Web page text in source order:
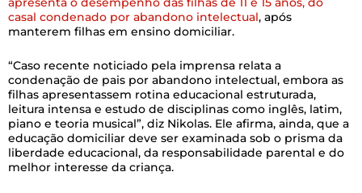
casal condenado por abandono intelectual, após
manterem filhas em ensino domiciliar.
“Caso recente noticiado pela imprensa relata a
condenação de pais por abandono intelectual, embora as
filhas apresentassem rotina educacional estruturada,
leitura intensa e estudo de disciplinas como inglês, latim,
piano e teoria musical”, diz Nikolas. Ele afirma, ainda, que a
educação domiciliar deve ser examinada sob o prisma da
liberdade educacional, da responsabilidade parental e do
melhor interesse da criança.